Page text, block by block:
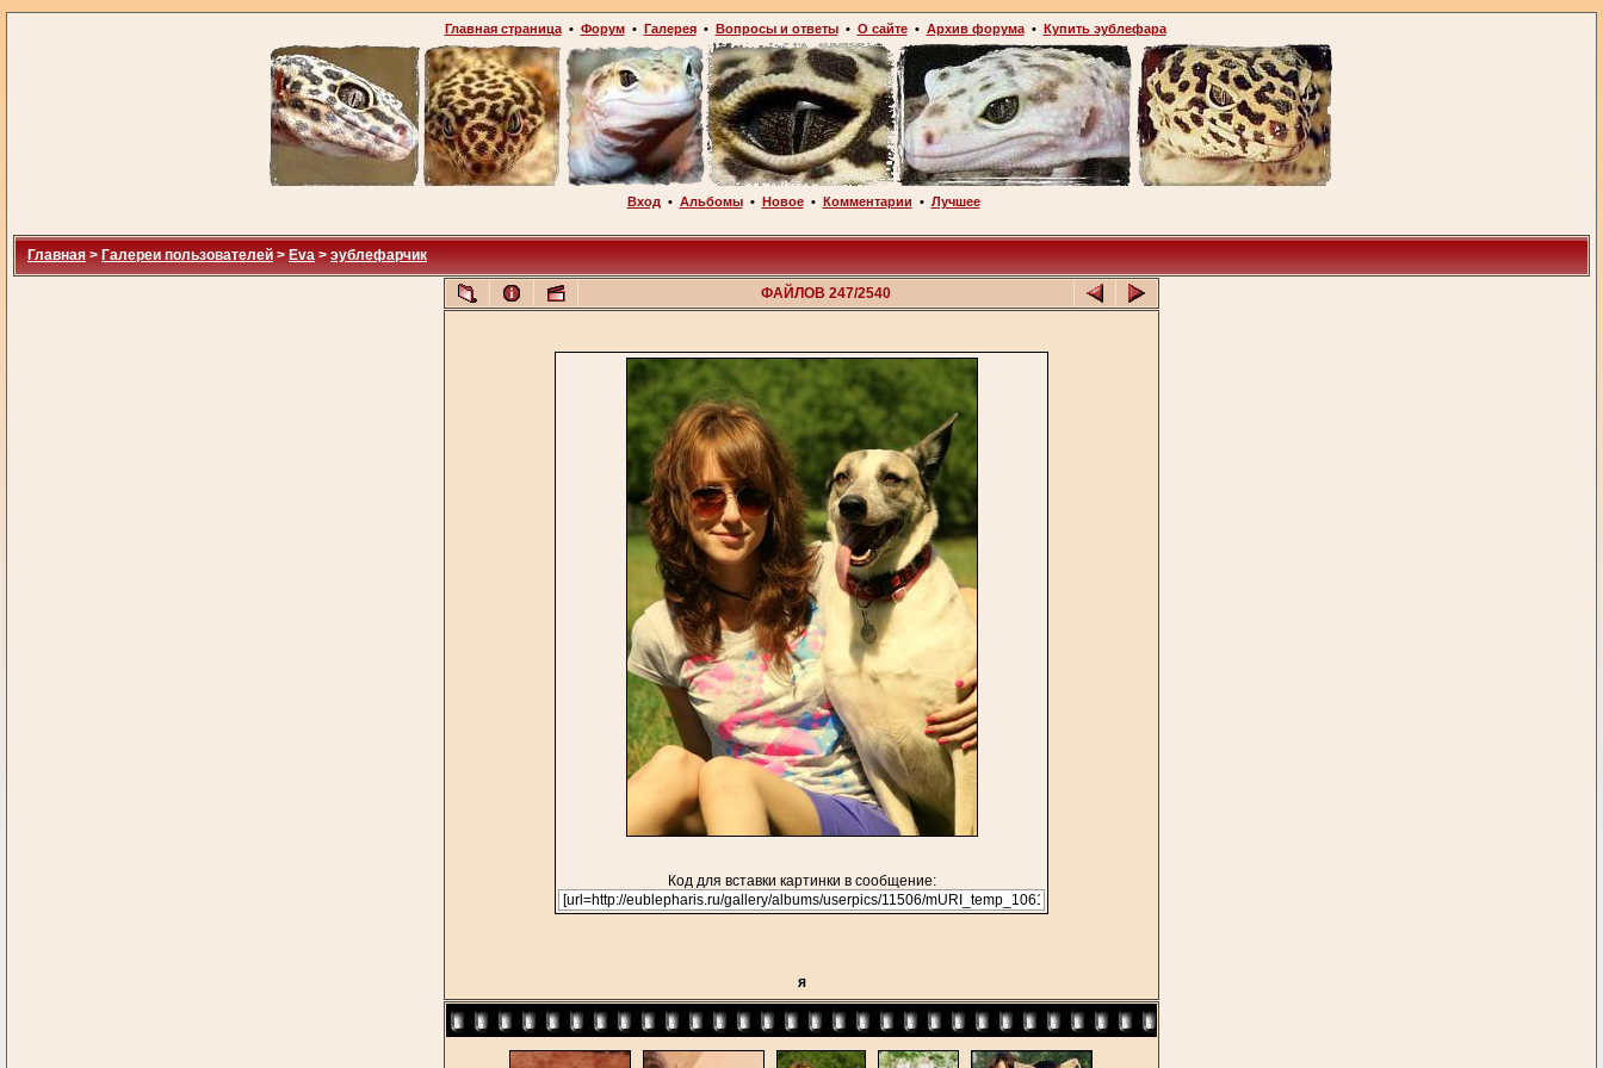
Главная страница• Форум• Галерея• Вопросы и ответы• О сайте• Архив форума• Купить эублефара
Вход • Альбомы• Новое• Комментарии • Лучшее
Главная > Галереи пользователей > Eva > эублефарчик
ФАЙЛОВ 247/2540
Код для вставки картинки в сообщение:
я